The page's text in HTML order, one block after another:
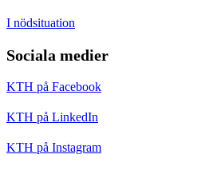
I nödsituation
Sociala medier
KTH på Facebook
KTH på LinkedIn
KTH på Instagram